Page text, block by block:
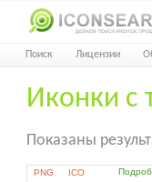
Поиск Лицензии
Иконки с
Показаны
PNG ICO